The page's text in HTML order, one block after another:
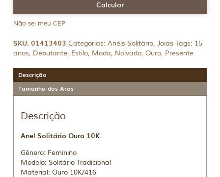
Não sei meu CEP
SKU:01413403 Categorias:Anéis Solitário,Joias Tags: 15
anos, Debutante, Estilo, Moda, Noivado,Ouro, Presente
Descrição
Tamanho dos Aros
Descrição
Anel Solitário Ouro 10K
Gênero: Feminino
Modelo: Solitário Tradicional
Material: Ouro 10K/416